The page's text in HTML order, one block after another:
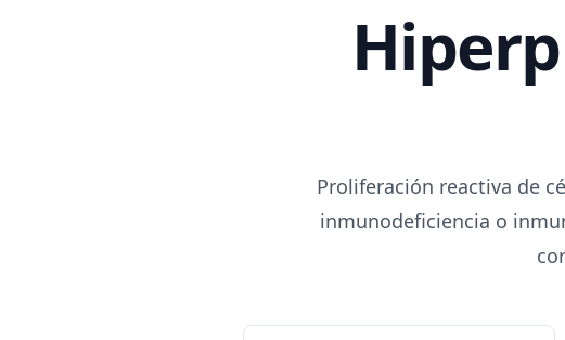
Proliferación reactiva de
inmunodeficiencia o